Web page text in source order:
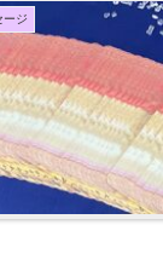
ージ